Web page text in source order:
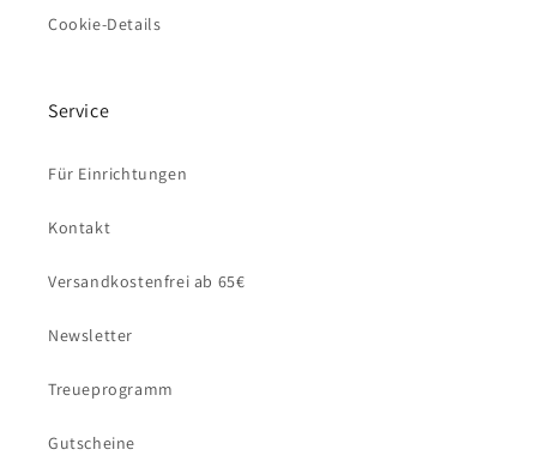
Cookie-Details
Service
Für Einrichtungen
Kontakt
Versandkostenfrei ab 65€
Newsletter
Treueprogramm
Gutscheine